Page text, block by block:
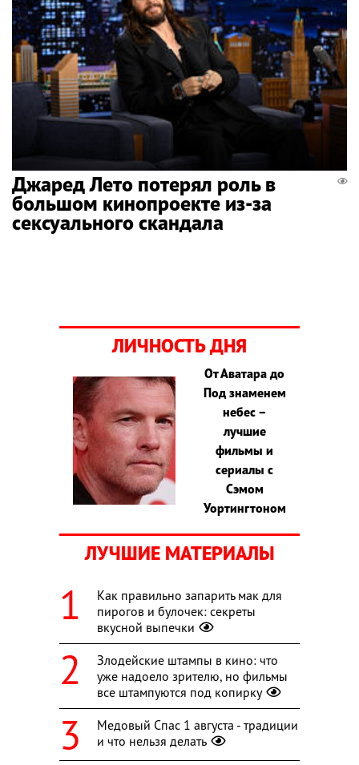
Джаред Лето потерял роль в
большом кинопроекте из-за
сексуального скандала
ЛИЧНОСТЬ ДНЯ
От Аватара до
Под знаменем
небес –
лучшие
фильмы и
сериалы с
Сэмом
Уортингтоном
ЛУЧШИЕ МАТЕРИАЛЫ
Как правильно запарить мак для
пирогов и булочек: секреты
вкусной выпечки
Злодейские штампы в кино: что
уже надоело зрителю, но фильмы
все штампуются под копирку
Медовый Спас 1 августа - традиции
и что нельзя делать